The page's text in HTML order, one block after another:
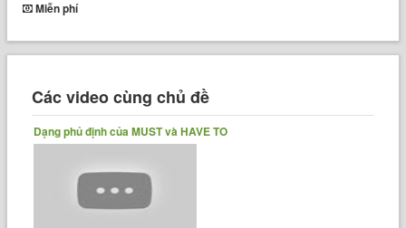
Miễn phí
Các video cùng chủ đề
Dạng phủ định của MUST và HAVE TO